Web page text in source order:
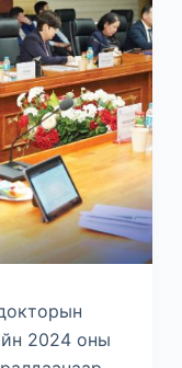
2024 оны